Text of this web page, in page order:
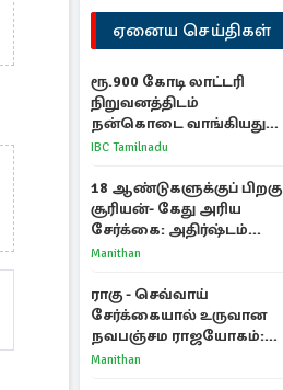
ஏனைய செய்திகள்
ரூ.900 கோடி லாட்டரி
நிறுவனத்திடம்
நன்கொடை வாங்கியது
ஏன்? உதயநிதி - ஆதவ்
IBC Tamilnadu
18 ஆண்டுகளுக்குப் பிறகு
சூரியன்- கேது அரிய
சேர்க்கை: அதிர்ஷ்டம்
பெறும் 3 ராசிகள்!
Manithan
ராகு - செவ்வாய்
சேர்க்கையால் உருவான
நவபஞ்சம ராஜயோகம்:
அதிர்ஷ்டம் பெறும் 3
Manithan